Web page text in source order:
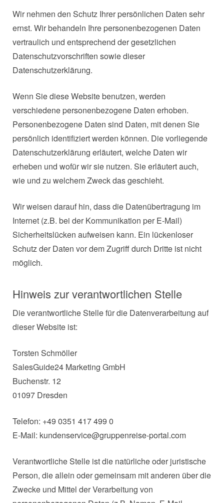
Wir nehmen den Schutz Ihrer persönlichen Daten sehr
ernst. Wir behandeln Ihre personenbezogenen Daten
vertraulich und entsprechend der gesetzlichen
Datenschutzvorschriften sowie dieser
Datenschutzerklärung.
Wenn Sie diese Website benutzen, werden
verschiedene personenbezogene Daten erhoben.
Personenbezogene Daten sind Daten, mit denen Sie
persönlich identifiziert werden können. Die vorliegende
Datenschutzerklärung erläutert, welche Daten wir
erheben und wofür wir sie nutzen. Sie erläutert auch,
wie und zu welchem Zweck das geschieht.
Wir weisen darauf hin, dass die Datenübertragung im
Internet (z.B. bei der Kommunikation per E-Mail)
Sicherheitslücken aufweisen kann. Ein lückenloser
Schutz der Daten vor dem Zugriff durch Dritte ist nicht
möglich.
Hinweis zur verantwortlichen Stelle
Die verantwortliche Stelle für die Datenverarbeitung auf
dieser Website ist:
Torsten Schmöller
SalesGuide24 Marketing GmbH
Buchenstr. 12
01097 Dresden
Telefon: +49 0351 417 499 0
E-Mail: kundenservice@gruppenreise-portal.com
Verantwortliche Stelle ist die natürliche oder juristische
Person, die allein oder gemeinsam mit anderen über die
Zwecke und Mittel der Verarbeitung von